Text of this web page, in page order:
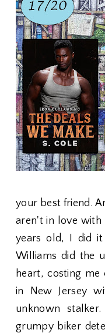
your best friend.
aren't in love with
years old, I did it
Williams did the
heart, costing
in New Jersey
unknown
grumpy biker